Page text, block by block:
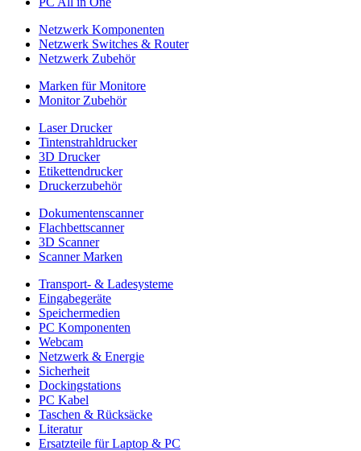
Netzwerk Komponenten
Netzwerk Switches & Router
Netzwerk Zubehör
Marken für Monitore
Monitor Zubehör
Laser Drucker
Tintenstrahldrucker
3D Drucker
Etikettendrucker
Druckerzubehör
Dokumentenscanner
Flachbettscanner
3D Scanner
Scanner Marken
Transport- & Ladesysteme
Eingabegeräte
Speichermedien
PC Komponenten
Webcam
Netzwerk & Energie
Sicherheit
Dockingstations
PC Kabel
Taschen & Rücksäcke
Literatur
Ersatzteile für Laptop & PC